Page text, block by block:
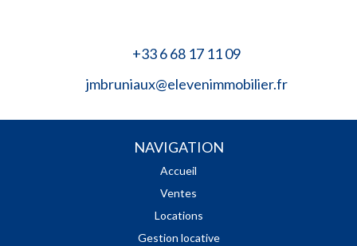
+33 6 68 17 11 09
jmbruniaux@elevenimmobilier.fr
NAVIGATION
Accueil
Ventes
Locations
Gestion locative